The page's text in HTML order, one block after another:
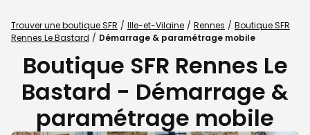
Trouver une boutique SFR Ille-et-Vilaine Rennes
Boutique SFR
Rennes Le Bastard
Démarrage & paramétrage mobile
Boutique SFR Rennes Le
Bastard - Démarrage &
paramétrage mobile